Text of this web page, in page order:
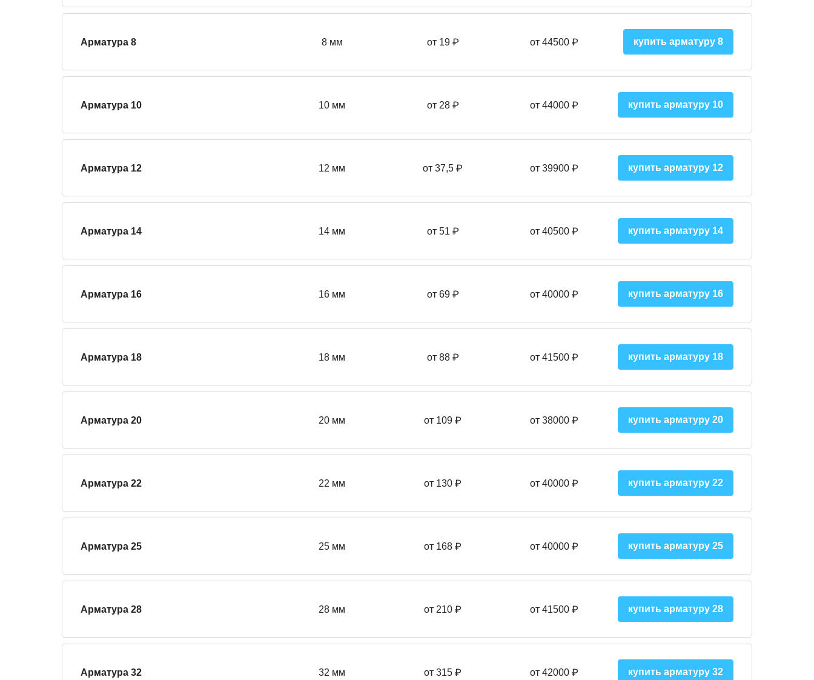
Арматура 8 8 мм от 19 ₽ от 44500₽ купить арматуру 8
Арматура 10 10 мм от 28 ₽ от 44000₽ купить арматуру 10
Арматура 12 12 мм от 37,5 ₽ от 39900₽ купить арматуру 12
Арматура 14 14 мм от 51 ₽ от 40500₽ купить арматуру 14
Арматура 16 16 мм от 69 ₽ от 40000 ₽ купить арматуру 16
Арматура 18 18 мм от 88 ₽ от 41500 ₽ купить арматуру 18
Арматура 20 20 мм от 109 ₽ от 38000 ₽ купить арматуру 20
Арматура 22 22 мм от 130 ₽ от 40000 ₽ купить арматуру 22
Арматура 25 25 мм от 168 ₽ от 40000₽ купить арматуру 25
Арматура 28 28 мм от 210 ₽ от 41500₽ купить арматуру 28
Арматура 32 32 мм от 315 ₽ от 42000₽ купить арматуру 32